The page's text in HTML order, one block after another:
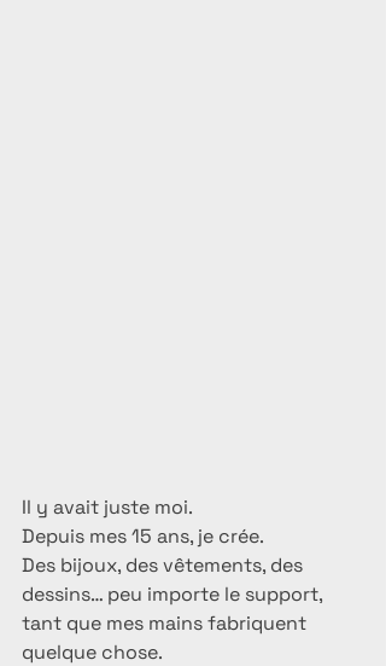
Il y avait juste moi.
Depuis mes 15 ans, je crée.
Des bijoux, des vêtements, des
dessins… peu importe le support,
tant que mes mains fabriquent
quelque chose.